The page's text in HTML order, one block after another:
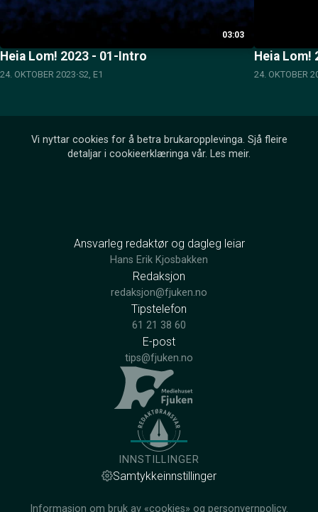
03:03
Heia Lom! 2023 - 01-Intro
24. OKTOBER 2023 S2, E1
Heia Lom!
24. OKTOBER
Vi nyttar cookies for å betra brukaropplevinga. Sjå fleire
detaljar i cookieerklæringa vår. Les meir.
Ansvarleg redaktør og dagleg leiar
Hans Erik Kjosbakken
Redaksjon
redaksjon@fjuken.no
Tipstelefon
61 21 38 60
E-post
tips@fjuken.no
INNSTILLINGER
Samtykkeinnstillinger
Informasjon om bruk av «cookies» og personvernpolicy.